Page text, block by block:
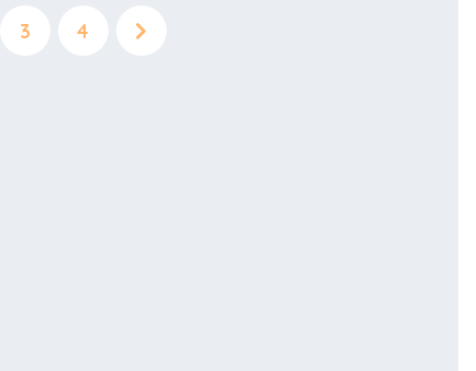
3 4